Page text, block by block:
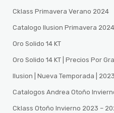
Cklass Primavera Verano 2024
Catalogo Ilusion Primavera 2024
Oro Solido 14 KT
Oro Solido 14 KT | Precios Por
Ilusion | Nueva Temporada |
Catalogos Andrea Otoño
Cklass Otoño Invierno 2023 –